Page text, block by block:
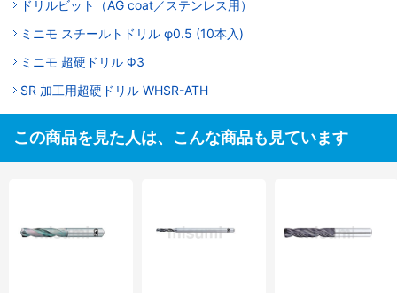
ドリルビット（AG coat／ステンレス用）
ミニモ スチールトドリル φ0.5 (10本入)
ミニモ 超硬ドリル Φ3
SR 加工用超硬ドリル WHSR-ATH
この商品を見た人は、こんな商品も見ています